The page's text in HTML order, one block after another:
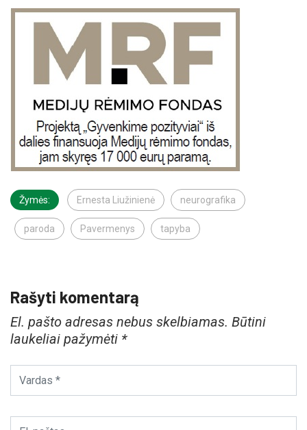
Žymės: Ernesta Liužinienė neurografika
paroda Pavermenys tapyba
Rašyti komentarą
El. pašto adresas nebus skelbiamas. Būtini
laukeliai pažymėti *